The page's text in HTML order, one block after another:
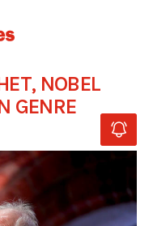
NOBEL
GENRE